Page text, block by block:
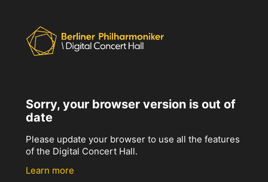
Sorry, your browser version is out of
date
Please update your browser to use all the features
of the Digital Concert Hall.
Learn more